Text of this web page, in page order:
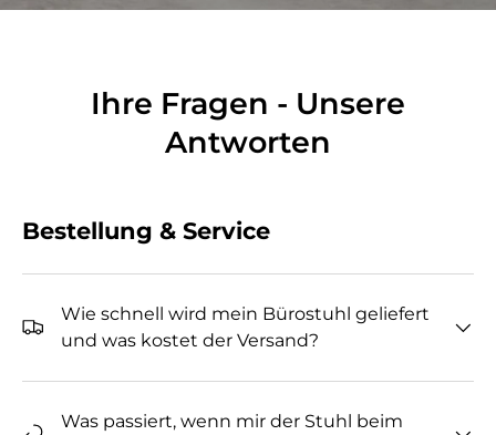
Ihre Fragen - Unsere
Antworten
Bestellung & Service
Wie schnell wird mein Bürostuhl geliefert
und was kostet der Versand?
Was passiert, wenn mir der Stuhl beim